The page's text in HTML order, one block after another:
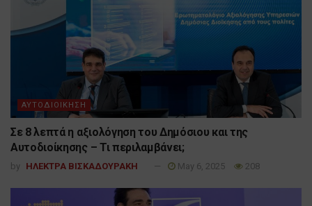
ΑΥΤΟΔΙΟΙΚΗΣΗ
Σε 8 λεπτά η αξιολόγηση του Δημόσιου και της
Αυτοδιοίκησης – Τι περιλαμβάνει;
by ΗΛΕΚΤΡΑ ΒΙΣΚΑΔΟΥΡΑΚΗ May 6, 2025 208